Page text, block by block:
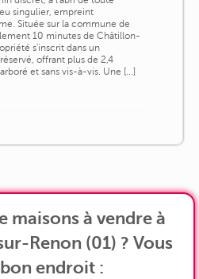
singulier, empreint
Située sur la commune de
10 minutes de Châtillon-
s'inscrit dans un
offrant plus de 2,4
et sans vis-à-vis. Une [...]
maisons à vendre à
Renon (01) ? Vous
endroit :